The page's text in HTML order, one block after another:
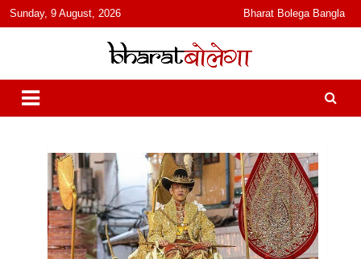
content
Sunday, 9 August, 2026 Bharat Bolega Bangla
भारत बोलेगा
हिंदी में समाचार, विचार, ऑडियो, वीडियो और फ़ीचर. भारत बोलेगा हिंदी न्यूज़ वेबसाइट
India: News, Views, Info, Trends & Podcast I जानकारी भी समझदारी भी
और पॉडकास्ट